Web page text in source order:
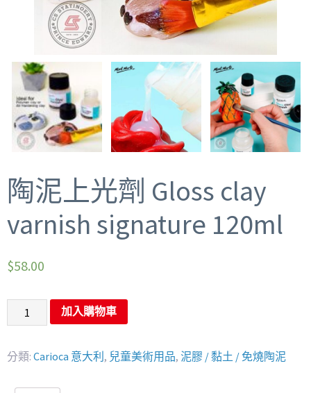
陶泥上光劑 Gloss clay
varnish signature 120ml
$58.00
加入購物車
分類: Carioca 意大利 , 兒童美術用品, 泥膠 / 黏土 / 免燒陶泥